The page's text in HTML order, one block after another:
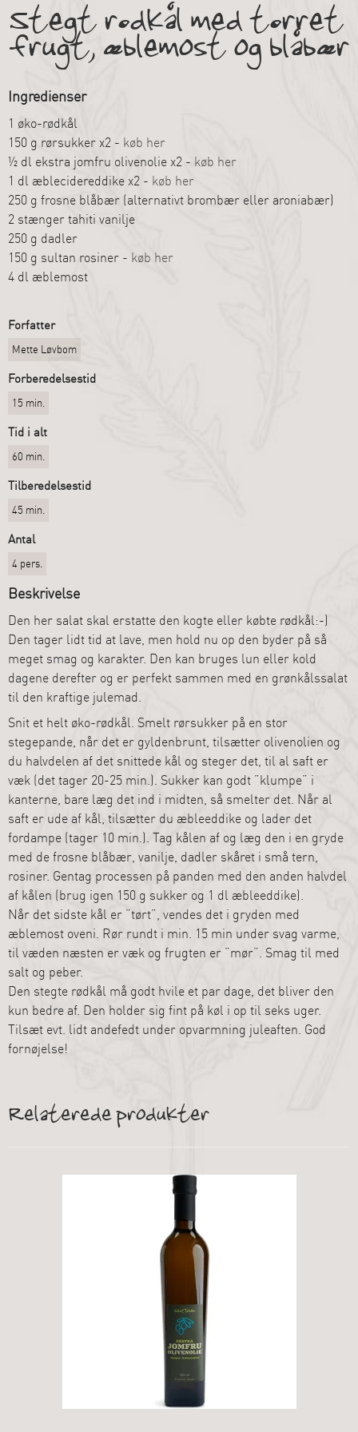
Stegt rødkål med tørret
frugt, æblemost og blåbær
Ingredienser
1 øko-rødkål
150 g rørsukker x2 - køb her
½ dl ekstra jomfru olivenolie x2 - køb her
1 dl æblecidereddike x2 - køb her
250 g frosne blåbær (alternativt brombær eller aroniabær)
2 stænger tahiti vanilje
250 g dadler
150 g sultan rosiner - køb her
4 dl æblemost
Forfatter
Mette Løvbom
Forberedelsestid
15 min.
Tid i alt
60 min.
Tilberedelsestid
45 min.
Antal
4 pers.
Beskrivelse
Den her salat skal erstatte den kogte eller købte rødkål:-)
Den tager lidt tid at lave, men hold nu op den byder på så
meget smag og karakter. Den kan bruges lun eller kold
dagene derefter og er perfekt sammen med en grønkålssalat
til den kraftige julemad.
Snit et helt øko-rødkål. Smelt rørsukker på en stor
stegepande, når det er gyldenbrunt, tilsætter olivenolien og
du halvdelen af det snittede kål og steger det, til al saft er
væk (det tager 20-25 min.). Sukker kan godt ”klumpe” i
kanterne, bare læg det ind i midten, så smelter det. Når al
saft er ude af kål, tilsætter du æbleeddike og lader det
fordampe (tager 10 min.). Tag kålen af og læg den i en gryde
med de frosne blåbær, vanilje, dadler skåret i små tern,
rosiner. Gentag processen på panden med den anden halvdel
af kålen (brug igen 150 g sukker og 1 dl æbleeddike).
Når det sidste kål er ”tørt”, vendes det i gryden med
æblemost oveni. Rør rundt i min. 15 min under svag varme,
til væden næsten er væk og frugten er ”mør”. Smag til med
salt og peber.
Den stegte rødkål må godt hvile et par dage, det bliver den
kun bedre af. Den holder sig fint på køl i op til seks uger.
Tilsæt evt. lidt andefedt under opvarmning juleaften. God
fornøjelse!
Relaterede produkter